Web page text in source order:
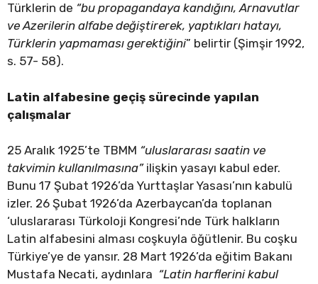
Türklerin de “bu propagandaya kandığını, Arnavutlar
ve Azerilerin alfabe değiştirerek, yaptıkları hatayı,
Türklerin yapmaması gerektiğini” belirtir (Şimşir 1992,
s. 57- 58).
Latin alfabesine geçiş sürecinde yapılan
çalışmalar
25 Aralık 1925’te TBMM “uluslararası saatin ve
takvimin kullanılmasına” ilişkin yasayı kabul eder.
Bunu 17 Şubat 1926’da Yurttaşlar Yasası’nın kabulü
izler. 26 Şubat 1926’da Azerbaycan’da toplanan
‘uluslararası Türkoloji Kongresi’nde Türk halkların
Latin alfabesini alması coşkuyla öğütlenir. Bu coşku
Türkiye’ye de yansır. 28 Mart 1926’da eğitim Bakanı
Mustafa Necati, aydınlara “Latin harflerini kabul